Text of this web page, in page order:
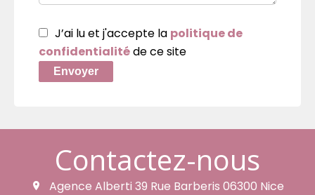
J’ai lu et j'accepte la politique de
confidentialitéde ce site
Envoyer
Contactez-nous
Agence Alberti 39 Rue Barberis 06300 Nice